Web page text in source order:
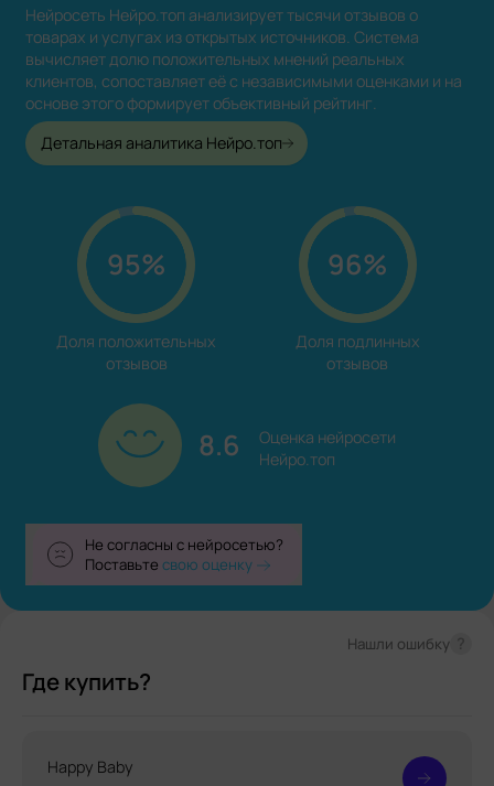
Нейросеть Нейро.топ анализирует тысячи отзывов о
товарах и услугах из открытых источников. Система
вычисляет долю положительных мнений реальных
клиентов, сопоставляет её с независимыми оценками и на
основе этого формирует объективный рейтинг.
Детальная аналитика Нейро.топ
95%
Доля положительных
отзывов
96%
Доля подлинных
отзывов
8.6
Оценка нейросети
Нейро.топ
Не согласны с нейросетью?
Поставьтесвою оценку
Где купить?
Нашли ошибку
Happy Baby